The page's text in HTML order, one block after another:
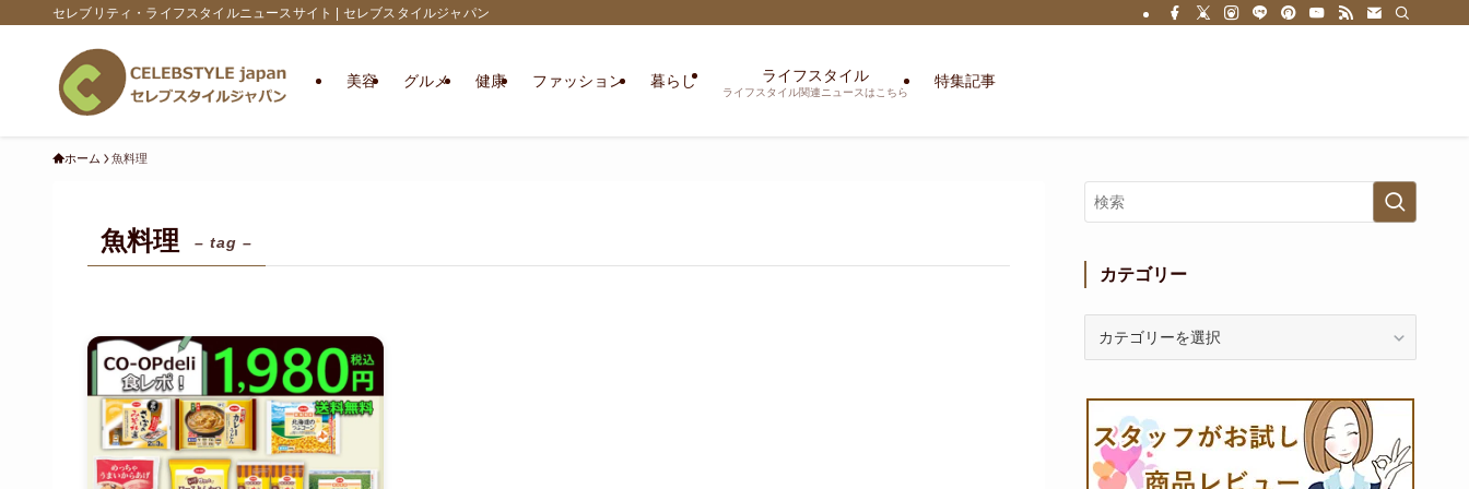
セレブリティ・ライフスタイルニュースサイト | セレブスタイルジャパン
美容 グルメ 健康 ファッション 暮らし ライフスタイル
ライフスタイル関連ニュースはこちら
特集記事
ホーム 魚料理
魚料理 – tag –
カテゴリー
リ